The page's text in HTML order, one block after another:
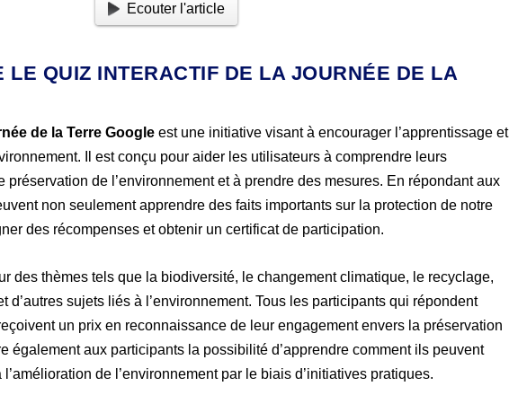
Ecouter l'article
LE QUIZ INTERACTIF DE LA JOURNÉE DE LA
de la Terre Google est une initiative visant à encourager l’apprentissage et
Il est conçu pour aider les utilisateurs à comprendre leurs
préservation de l’environnement et à prendre des mesures. En répondant aux
non seulement apprendre des faits importants sur la protection de notre
des récompenses et obtenir un certificat de participation.
des thèmes tels que la biodiversité, le changement climatique, le recyclage,
d’autres sujets liés à l’environnement. Tous les participants qui répondent
un prix en reconnaissance de leur engagement envers la préservation
également aux participants la possibilité d’apprendre comment ils peuvent
de l’environnement par le biais d’initiatives pratiques.